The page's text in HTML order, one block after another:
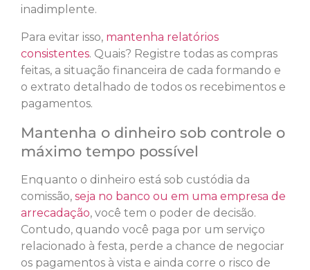
inadimplente.
Para evitar isso, mantenha relatórios
consistentes. Quais? Registre todas as compras
feitas, a situação financeira de cada formando e
o extrato detalhado de todos os recebimentos e
pagamentos.
Mantenha o dinheiro sob controle o
máximo tempo possível
Enquanto o dinheiro está sob custódia da
comissão, seja no banco ou em uma empresa de
arrecadação, você tem o poder de decisão.
Contudo, quando você paga por um serviço
relacionado à festa, perde a chance de negociar
os pagamentos à vista e ainda corre o risco de